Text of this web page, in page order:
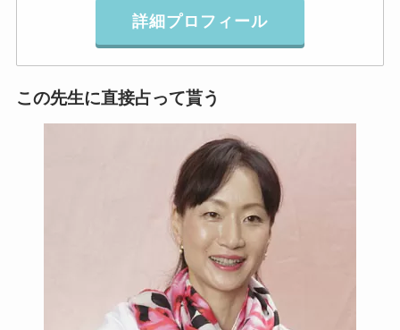
詳細プロフィール
この先生に直接占って貰う